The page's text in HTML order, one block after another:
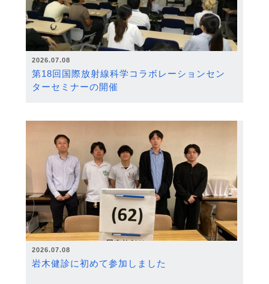
2026.07.08
第18回国際放射線科学コラボレーションセン
ターセミナーの開催
2026.07.08
岩木健診に初めて参加しました